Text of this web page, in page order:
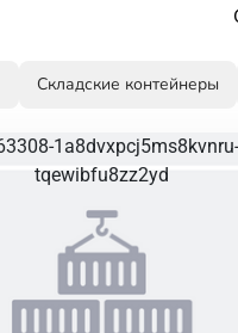
Складские контейнеры